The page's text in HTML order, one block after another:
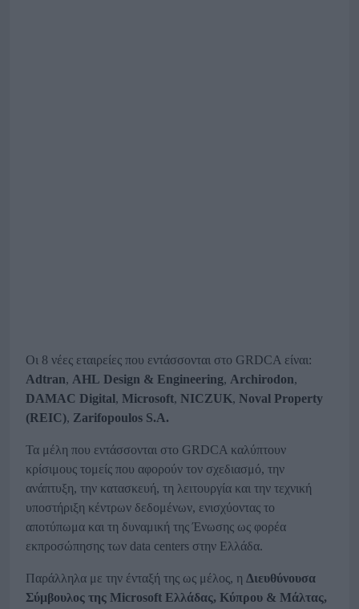
Οι 8 νέες εταιρείες που εντάσσονται στο GRDCA είναι:
Adtran, AHL Design & Engineering, Archirodon,
DAMAC Digital, Microsoft, NICZUK, Noval Property
(REIC), Zarifopoulos S.A.
Τα μέλη που εντάσσονται στο GRDCA καλύπτουν
κρίσιμους τομείς που αφορούν τον σχεδιασμό, την
ανάπτυξη, την κατασκευή, τη λειτουργία και την τεχνική
υποστήριξη κέντρων δεδομένων, ενισχύοντας το
αποτύπωμα και τη δυναμική της Ένωσης ως φορέα
εκπροσώπησης των data centers στην Ελλάδα.
Παράλληλα με την ένταξή της ως μέλος, η Διευθύνουσα
Σύμβουλος της Microsoft Ελλάδας, Κύπρου & Μάλτας,